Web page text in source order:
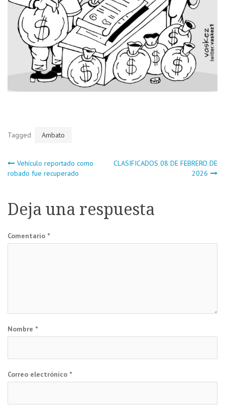
Tagged Ambato
Navegación
entradas
Vehículo reportado como
robado fue recuperado
CLASIFICADOS 08 DE FEBRERO DE
2026
Deja una respuesta
Comentario *
Nombre *
Correo electrónico *